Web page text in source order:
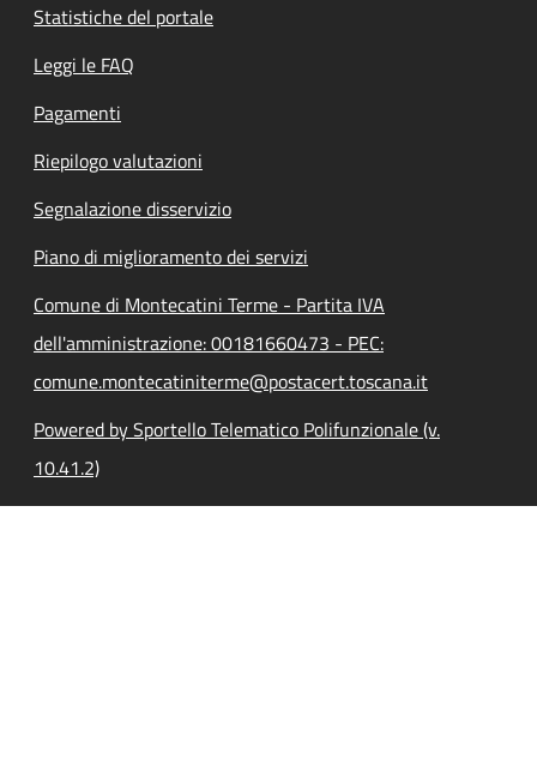
Statistiche del portale
Leggi le FAQ
Pagamenti
Riepilogo valutazioni
Segnalazione disservizio
Piano di miglioramento dei servizi
Comune di Montecatini Terme - Partita IVA
dell'amministrazione: 00181660473 - PEC:
comune.montecatiniterme@postacert.toscana.it
Powered by Sportello Telematico Polifunzionale (v.
10.41.2)